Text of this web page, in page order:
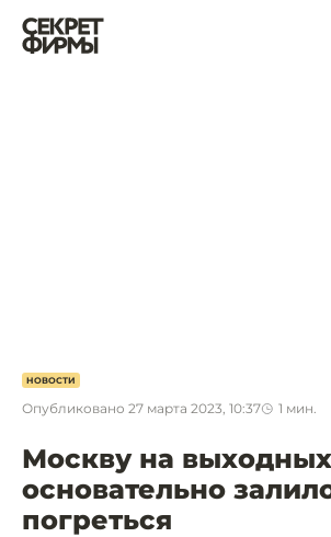
НОВОСТИ
Опубликовано 27 марта 2023, 10:37 1 мин.
Москву на выходных
основательно
погреться